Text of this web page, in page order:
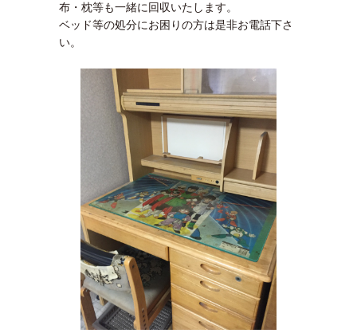
布・枕等も一緒に回収いたします。
ベッド等の処分にお困りの方は是非お電話下さ
い。